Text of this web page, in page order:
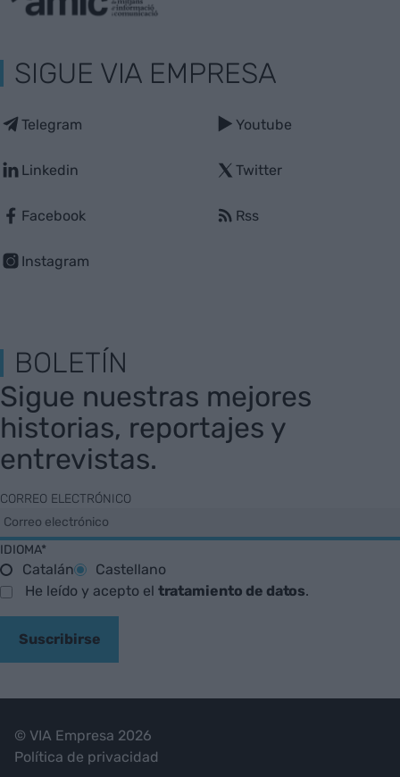
SIGUE VIA EMPRESA
Telegram
Linkedin
Facebook
Instagram
Youtube
Twitter
Rss
BOLETÍN
Sigue nuestras mejores
historias, reportajes y
entrevistas.
CORREO ELECTRÓNICO
IDIOMA*
Catalán
Castellano
He leído y acepto el tratamiento de datos.
Suscribirse
© VIA Empresa 2026
Política de privacidad